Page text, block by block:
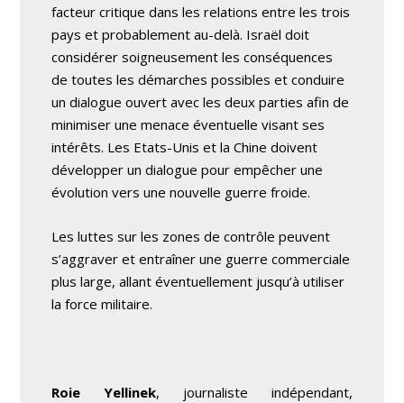
facteur critique dans les relations entre les trois
pays et probablement au-delà. Israël doit
considérer soigneusement les conséquences
de toutes les démarches possibles et conduire
un dialogue ouvert avec les deux parties afin de
minimiser une menace éventuelle visant ses
intérêts. Les Etats-Unis et la Chine doivent
développer un dialogue pour empêcher une
évolution vers une nouvelle guerre froide.
Les luttes sur les zones de contrôle peuvent
s’aggraver et entraîner une guerre commerciale
plus large, allant éventuellement jusqu’à utiliser
la force militaire.
Roie Yellinek, journaliste indépendant,